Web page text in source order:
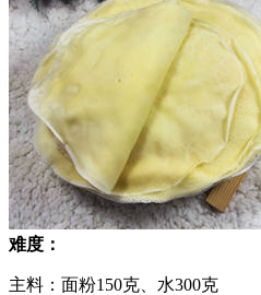
难度：
主料：面粉150克、水300克